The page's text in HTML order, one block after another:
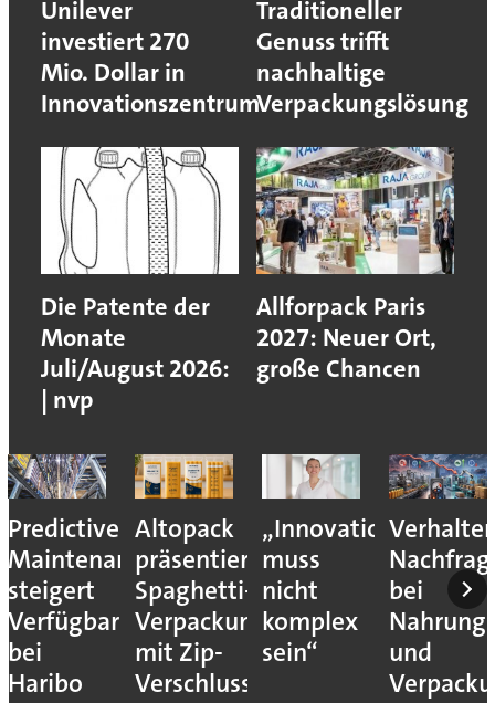
Unilever
investiert 270
Mio. Dollar in
Innovationszentrum
Traditioneller
Genuss trifft
nachhaltige
Verpackungslösung
Die Patente der
Monate
Juli/August 2026:
| nvp
Allforpack Paris
2027: Neuer Ort,
große Chancen
Predictive
Maintenance
steigert
Verfügbarkeit
bei
Haribo
Altopack
präsentiert
Spaghetti-
Verpackung
mit Zip-
Verschluss
„Innovation
muss
nicht
komplex
sein“
bei
und